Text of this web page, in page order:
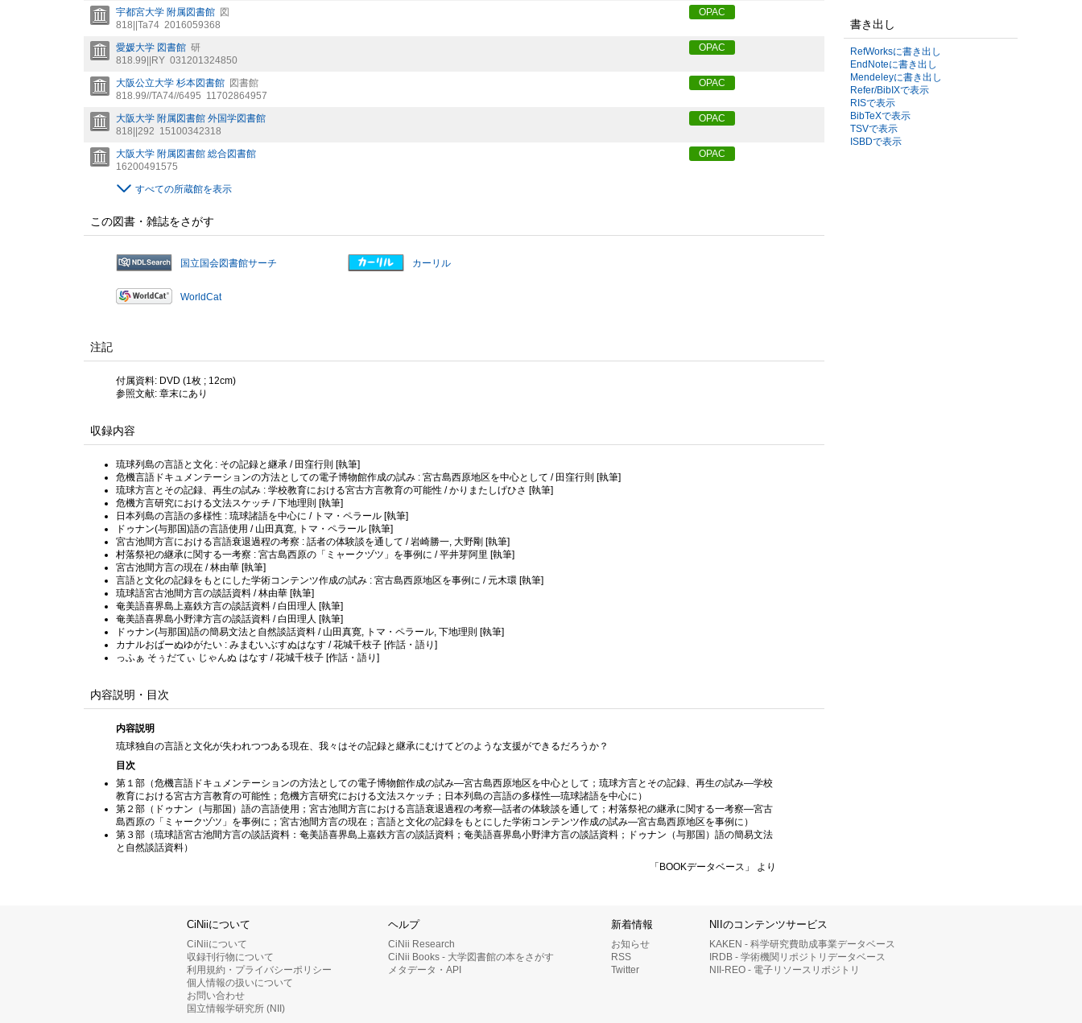
宇都宮大学 附属図書館 図
818||Ta74 2016059368
OPAC
愛媛大学 図書館 研
818.99||RY 031201324850
OPAC
大阪公立大学 杉本図書館 図書館
818.99//TA74//6495 11702864957
OPAC
大阪大学 附属図書館 外国学図書館
818||292 15100342318
OPAC
大阪大学 附属図書館 総合図書館
16200491575
OPAC
すべての所蔵館を表示
この図書・雑誌をさがす
国立国会図書館サーチ カーリル
WorldCat
注記
付属資料: DVD (1枚 ; 12cm)
参照文献: 章末にあり
収録内容
琉球列島の言語と文化 : その記録と継承 / 田窪行則 [執筆]
危機言語ドキュメンテーションの方法としての電子博物館作成の試み : 宮古島西原地区を中心として / 田窪行則 [執筆]
琉球方言とその記録、再生の試み : 学校教育における宮古方言教育の可能性 / かりまたしげひさ [執筆]
危機方言研究における文法スケッチ / 下地理則 [執筆]
日本列島の言語の多様性 : 琉球諸語を中心に / トマ・ペラール [執筆]
ドゥナン(与那国)語の言語使用 / 山田真寛, トマ・ペラール [執筆]
宮古池間方言における言語衰退過程の考察 : 話者の体験談を通して / 岩崎勝一, 大野剛 [執筆]
村落祭祀の継承に関する一考察 : 宮古島西原の「ミャークヅツ」を事例に / 平井芽阿里 [執筆]
宮古池間方言の現在 / 林由華 [執筆]
言語と文化の記録をもとにした学術コンテンツ作成の試み : 宮古島西原地区を事例に / 元木環 [執筆]
琉球語宮古池間方言の談話資料 / 林由華 [執筆]
奄美語喜界島上嘉鉄方言の談話資料 / 白田理人 [執筆]
奄美語喜界島小野津方言の談話資料 / 白田理人 [執筆]
ドゥナン(与那国)語の簡易文法と自然談話資料 / 山田真寛, トマ・ペラール, 下地理則 [執筆]
カナルおばーぬゆがたい : みまむいぶすぬはなす / 花城千枝子 [作話・語り]
っふぁ そぅだてぃ じゃんぬ はなす / 花城千枝子 [作話・語り]
内容説明・目次
内容説明
琉球独自の言語と文化が失われつつある現在、我々はその記録と継承にむけてどのような支援ができるだろうか？
目次
第１部（危機言語ドキュメンテーションの方法としての電子博物館作成の試み—宮古島西原地区を中心として；琉球方言とその記録、再生の試み—学校
教育における宮古方言教育の可能性；危機方言研究における文法スケッチ；日本列島の言語の多様性—琉球諸語を中心に）
第２部（ドゥナン（与那国）語の言語使用；宮古池間方言における言語衰退過程の考察—話者の体験談を通して；村落祭祀の継承に関する一考察—宮古
島西原の「ミャークヅツ」を事例に；宮古池間方言の現在；言語と文化の記録をもとにした学術コンテンツ作成の試み—宮古島西原地区を事例に）
第３部（琉球語宮古池間方言の談話資料：奄美語喜界島上嘉鉄方言の談話資料；奄美語喜界島小野津方言の談話資料；ドゥナン（与那国）語の簡易文法
と自然談話資料）
「BOOKデータベース」 より
書き出し
RefWorksに書き出し
EndNoteに書き出し
Mendeleyに書き出し
Refer/BibIXで表示
RISで表示
BibTeXで表示
TSVで表示
ISBDで表示
CiNiiについて
CiNiiについて
収録刊行物について
利用規約・プライバシーポリシー
個人情報の扱いについて
お問い合わせ
国立情報学研究所 (NII)
ヘルプ
CiNii Research
CiNii Books - 大学図書館の本をさがす
メタデータ・API
新着情報
お知らせ
RSS
Twitter
NIIのコンテンツサービス
KAKEN - 科学研究費助成事業データベース
IRDB - 学術機関リポジトリデータベース
NII-REO - 電子リソースリポジトリ